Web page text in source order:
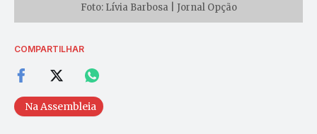
Foto: Lívia Barbosa | Jornal Opção
COMPARTILHAR
Na Assembleia